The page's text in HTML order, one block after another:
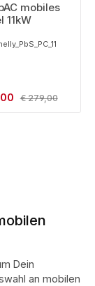
mobiles
11kW
Regulärer Preis:
€ 279,00
Dein
an mobilen